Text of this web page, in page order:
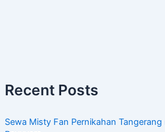
Recent Posts
Sewa Misty Fan Pernikahan